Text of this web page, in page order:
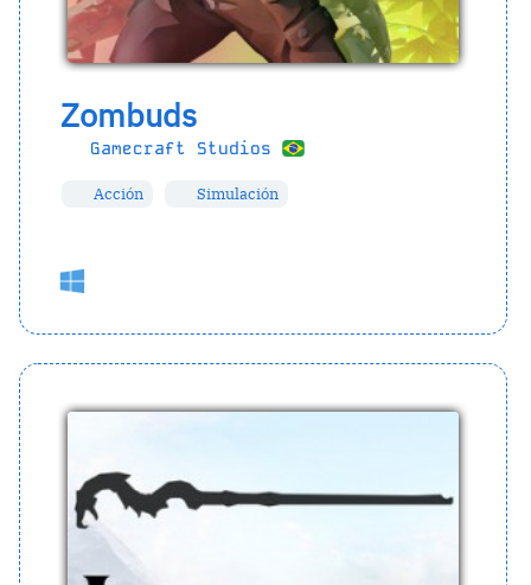
Zombuds
Gamecraft Studios
Acción Simulación